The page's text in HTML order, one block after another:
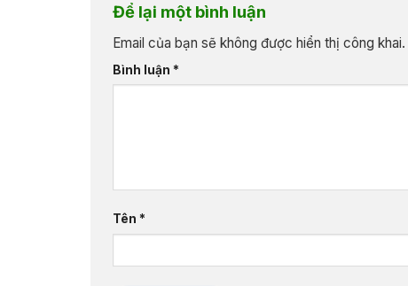
Để lại một bình luận
Email của bạn sẽ không được hiển thị công khai.
Bình luận *
Tên *